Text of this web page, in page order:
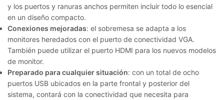
y los puertos y ranuras anchos permiten incluir todo lo esencial
en un diseño compacto.
Conexiones mejoradas: el sobremesa se adapta a los
monitores heredados con el puerto de conectividad VGA.
También puede utilizar el puerto HDMI para los nuevos modelos
de monitor.
Preparado para cualquier situación: con un total de ocho
puertos USB ubicados en la parte frontal y posterior del
sistema, contará con la conectividad que necesita para